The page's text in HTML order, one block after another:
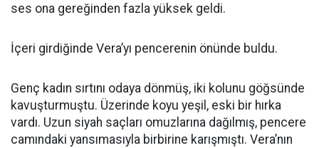
ses ona gereğinden fazla yüksek geldi.
İçeri girdiğinde Vera’yı pencerenin önünde buldu.
Genç kadın sırtını odaya dönmüş, iki kolunu göğsünde
kavuşturmuştu. Üzerinde koyu yeşil, eski bir hırka
vardı. Uzun siyah saçları omuzlarına dağılmış, pencere
camındaki yansımasıyla birbirine karışmıştı. Vera’nın